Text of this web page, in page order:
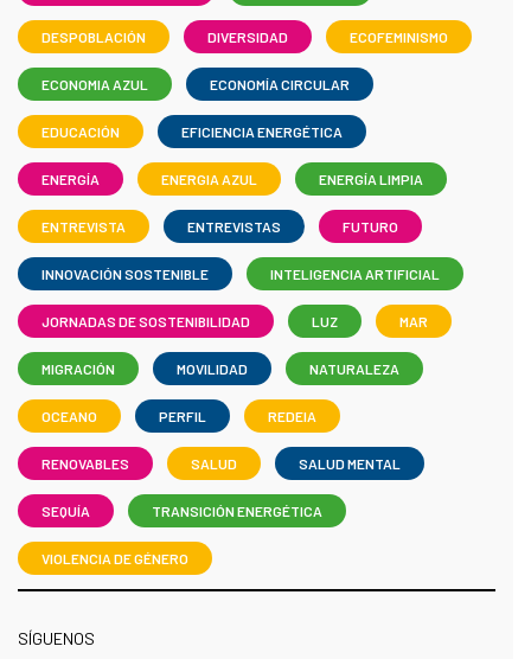
DESPOBLACIÓN DIVERSIDAD ECOFEMINISMO
ECONOMIA AZUL ECONOMÍA CIRCULAR
EDUCACIÓN EFICIENCIA ENERGÉTICA
ENERGÍA ENERGIA AZUL ENERGÍA LIMPIA
ENTREVISTA ENTREVISTAS FUTURO
INNOVACIÓN SOSTENIBLE INTELIGENCIA ARTIFICIAL
JORNADAS DE SOSTENIBILIDAD LUZ MAR
MIGRACIÓN MOVILIDAD NATURALEZA
OCEANO PERFIL REDEIA
RENOVABLES SALUD SALUD MENTAL
SEQUÍA TRANSICIÓN ENERGÉTICA
VIOLENCIA DE GÉNERO
SÍGUENOS